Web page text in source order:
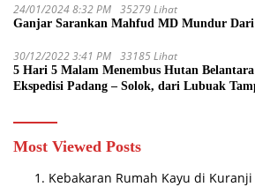
24/01/2024 8:32 PM 35279 Lihat
Ganjar Sarankan Mahfud MD Mundur
30/12/2022 3:41 PM 33185 Lihat
5 Hari 5 Malam Menembus Hutan
Ekspedisi Padang – Solok, dari Lubuak
Most Viewed Posts
Kebakaran Rumah Kayu di